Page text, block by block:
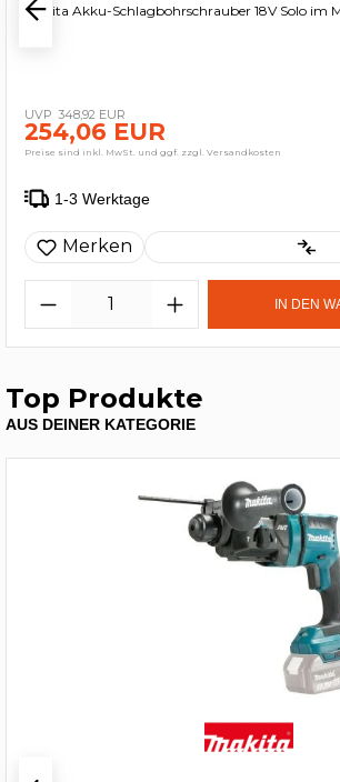
Makita Akku-Schlagbohrschrauber 18V Solo im
348,92 EUR
254,06 EUR
Preise sind inkl. MwSt. und ggf. zzgl. Versandkosten
1-3 Werktage
Merken
IN DEN
Top Produkte
AUS DEINER KATEGORIE